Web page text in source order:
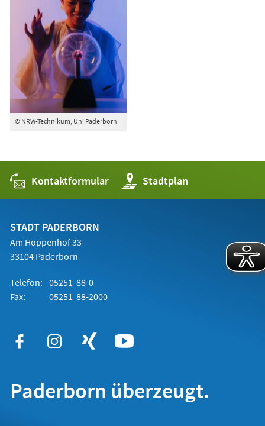
© NRW-Technikum, Uni Paderborn
Kontaktformular Stadtplan
(Öffnet
in
einem
STADT PADERBORN
Am Hoppenhof 33
33104 Paderborn
Telefon: 05251 88-0
Fax:
05251 88-2000
Paderborn überzeugt.